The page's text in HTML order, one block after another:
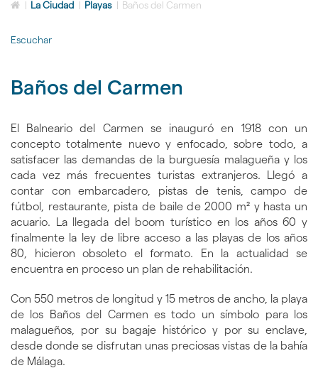
idioma
Icono
para
la
página
inicio
| La Ciudad | Playas | Baños del Carmen
Escuchar
Baños del Carmen
El Balneario del Carmen se inauguró en 1918 con un
concepto totalmente nuevo y enfocado, sobre todo, a
satisfacer las demandas de la burguesía malagueña y los
cada vez más frecuentes turistas extranjeros. Llegó a
contar con embarcadero, pistas de tenis, campo de
fútbol, restaurante, pista de baile de 2000 m² y hasta un
acuario. La llegada del boom turístico en los años 60 y
finalmente la ley de libre acceso a las playas de los años
80, hicieron obsoleto el formato. En la actualidad se
encuentra en proceso un plan de rehabilitación.
Con 550 metros de longitud y 15 metros de ancho, la playa
de los Baños del Carmen es todo un símbolo para los
malagueños, por su bagaje histórico y por su enclave,
desde donde se disfrutan unas preciosas vistas de la bahía
de Málaga.